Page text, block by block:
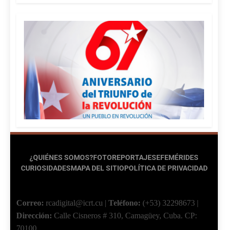
¿QUIÉNES SOMOS?FOTOREPORTAJESEFEMÉRIDES
CURIOSIDADESMAPA DEL SITIOPOLÍTICA DE PRIVACIDAD
Correo: rcadigital@icrt.cu | Teléfono: (+53) 32298673 |
Dirección: Calle Cisneros # 310, Camagüey, Cuba. CP: